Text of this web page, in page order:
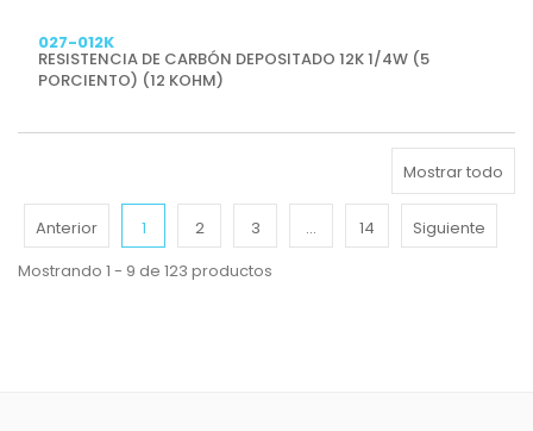
027-012K
RESISTENCIA DE CARBÓN DEPOSITADO 12K 1/4W (5
PORCIENTO) (12 KOHM)
Mostrar todo
Anterior 1 2 3 ... 14
Siguiente
Mostrando 1 - 9 de 123 productos